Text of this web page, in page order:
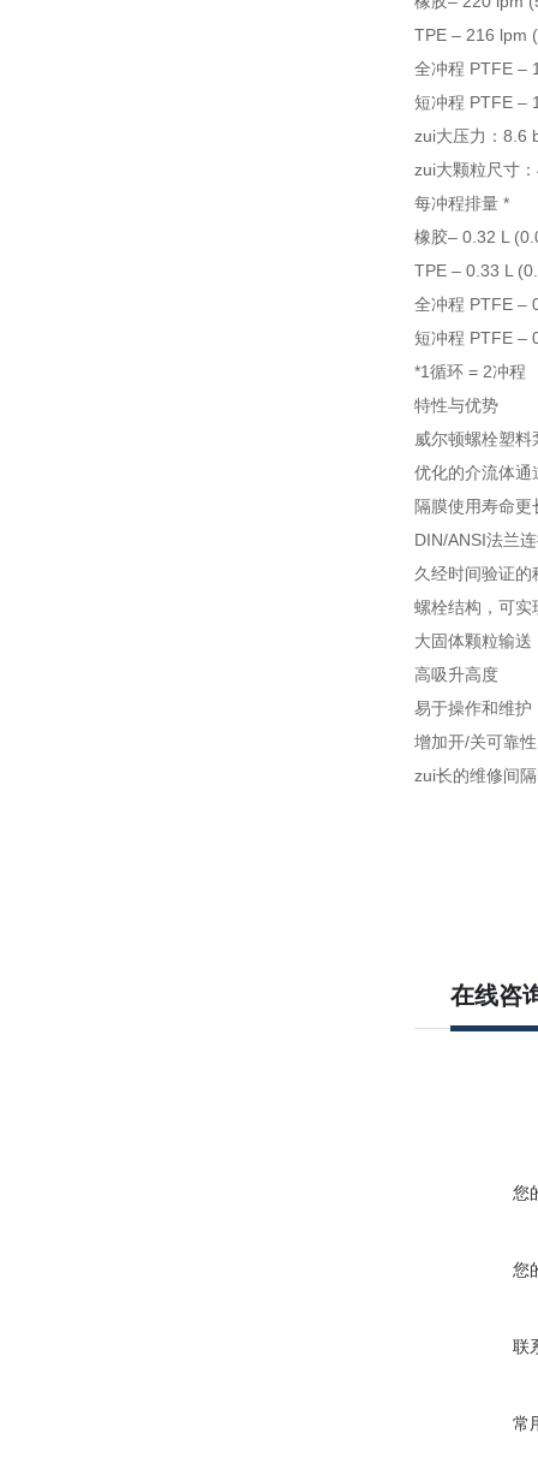
TPE – 216 lpm
全冲程 PTFE –
短冲程 PTFE –
zui大压力：8.6
zui大颗粒尺寸
每冲程排量 *
橡胶– 0.32 L
TPE – 0.33 L
全冲程 PTFE –
短冲程 PTFE –
*1循环 = 2冲程
特性与优势
威尔顿螺栓塑
优化的介流体通
隔膜使用寿命更
DIN/ANSI法兰
久经时间验证的
螺栓结构，可实
大固体颗粒输送
高吸升高度
易于操作和维护
增加开/关可靠性
zui长的维修间
在线咨
您
您
联
常